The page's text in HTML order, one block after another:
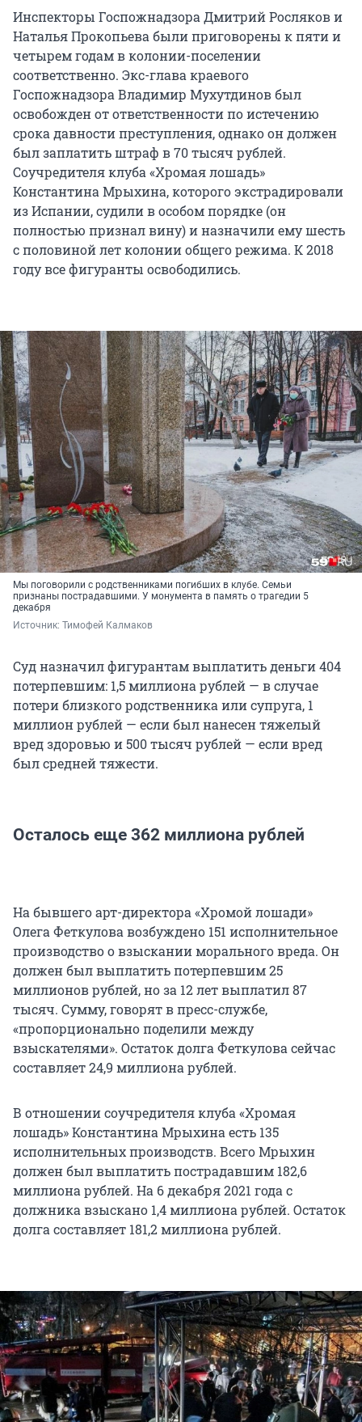
Инспекторы Госпожнадзора Дмитрий Росляков и
Наталья Прокопьева были приговорены к пяти и
четырем годам в колонии-поселении
соответственно. Экс-глава краевого
Госпожнадзора Владимир Мухутдинов был
освобожден от ответственности по истечению
срока давности преступления, однако он должен
был заплатить штраф в 70 тысяч рублей.
Соучредителя клуба «Хромая лошадь»
Константина Мрыхина, которого экстрадировали
из Испании, судили в особом порядке (он
полностью признал вину) и назначили ему шесть
с половиной лет колонии общего режима. К 2018
году все фигуранты освободились.
Мы поговорили с родственниками погибших в клубе. Семьи
признаны пострадавшими. У монумента в память о трагедии 5
декабря
Источник: Тимофей Калмаков
Суд назначил фигурантам выплатить деньги 404
потерпевшим: 1,5 миллиона рублей — в случае
потери близкого родственника или супруга, 1
миллион рублей — если был нанесен тяжелый
вред здоровью и 500 тысяч рублей — если вред
был средней тяжести.
Осталось еще 362 миллиона рублей
На бывшего арт-директора «Хромой лошади»
Олега Феткулова возбуждено 151 исполнительное
производство о взыскании морального вреда. Он
должен был выплатить потерпевшим 25
миллионов рублей, но за 12 лет выплатил 87
тысяч. Сумму, говорят в пресс-службе,
«пропорционально поделили между
взыскателями». Остаток долга Феткулова сейчас
составляет 24,9 миллиона рублей.
В отношении соучредителя клуба «Хромая
лошадь» Константина Мрыхина есть 135
исполнительных производств. Всего Мрыхин
должен был выплатить пострадавшим 182,6
миллиона рублей. На 6 декабря 2021 года с
должника взыскано 1,4 миллиона рублей. Остаток
долга составляет 181,2 миллиона рублей.